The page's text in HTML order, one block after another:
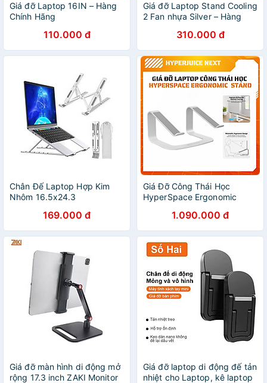
Giá đỡ Laptop 16IN – Hàng
Chính Hãng
110.000 đ
Giá đỡ Laptop Stand Cooling
2 Fan nhựa Silver – Hàng
310.000 đ
Chân Đế Laptop Hợp Kim
Nhôm 16.5x24.3
169.000 đ
Giá Đỡ Công Thái Học
HyperSpace Ergonomic
HS1110WHGL - Hàng chính
hãng
1.090.000 đ
Giá đỡ màn hình di động mở
rộng 17.3 inch ZAKI Monitor
Giá đỡ laptop di động đế tản
nhiệt cho Laptop, kê laptop